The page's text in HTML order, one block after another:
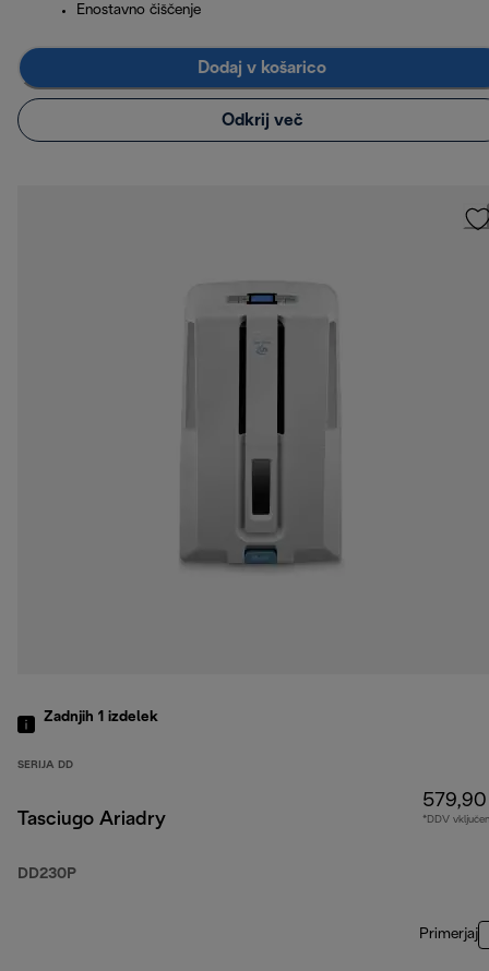
Enostavno čiščenje
Dodaj v košarico
Odkrij več
Zadnjih 1 izdelek
SERIJA DD
Tasciugo Ariadry
DD230P
*DDV vključen
Primerjaj